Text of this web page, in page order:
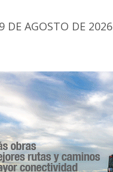
DE AGOSTO DE 2026